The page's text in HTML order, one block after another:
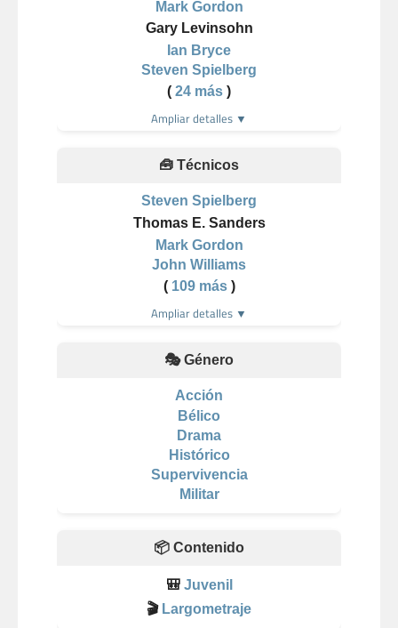
Mark Gordon
Gary Levinsohn
Ian Bryce
Steven Spielberg
( 24 más )
Ampliar detalles ▼
🧰 Técnicos
Steven Spielberg
Thomas E. Sanders
Mark Gordon
John Williams
( 109 más)
Ampliar detalles ▼
🎭 Género
Acción
Bélico
Drama
Histórico
Supervivencia
Militar
📦 Contenido
🎒 Juvenil
🎬 Largometraje